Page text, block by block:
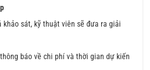
khảo sát, kỹ thuật viên sẽ đưa ra giải
báo về chi phí và thời gian dự kiến